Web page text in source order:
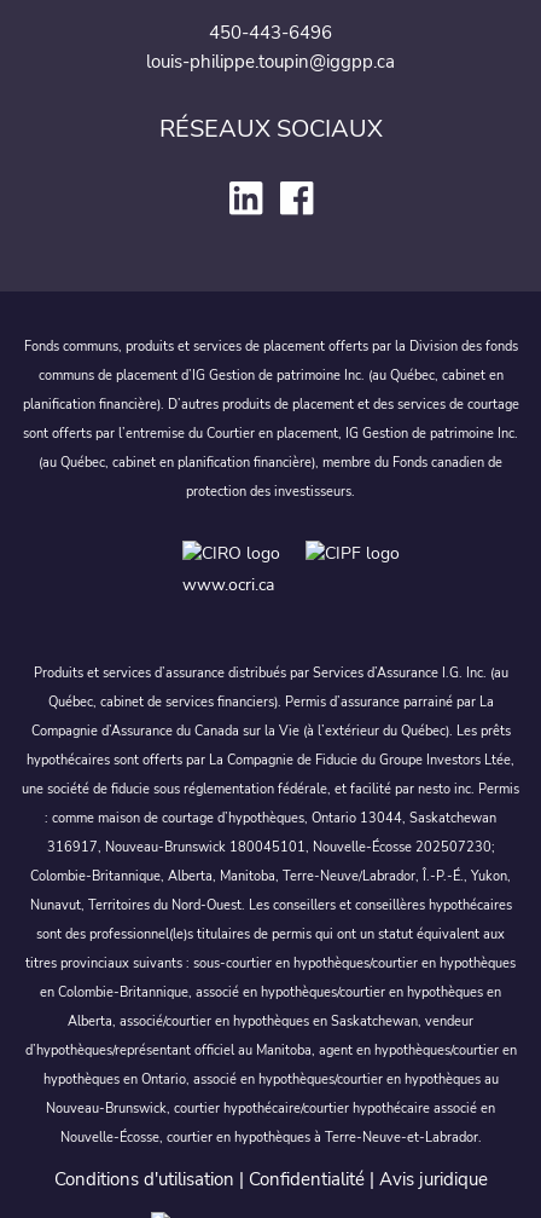
450-443-6496
louis-philippe.toupin@iggpp.ca
RÉSEAUX SOCIAUX
Fonds communs, produits et services de placement offerts par la Division des fonds
communs de placement d’IG Gestion de patrimoine Inc. (au Québec, cabinet en
planification financière). D’autres produits de placement et des services de courtage
sont offerts par l’entremise du Courtier en placement, IG Gestion de patrimoine Inc.
(au Québec, cabinet en planification financière), membre du Fonds canadien de
protection des investisseurs.
www.ocri.ca
Produits et services d’assurance distribués par Services d’Assurance I.G. Inc. (au
Québec, cabinet de services financiers). Permis d’assurance parrainé par La
Compagnie d’Assurance du Canada sur la Vie (à l’extérieur du Québec). Les prêts
hypothécaires sont offerts par La Compagnie de Fiducie du Groupe Investors Ltée,
une société de fiducie sous réglementation fédérale, et facilité par nesto inc. Permis
: comme maison de courtage d’hypothèques, Ontario 13044, Saskatchewan
316917, Nouveau-Brunswick 180045101, Nouvelle-Écosse 202507230;
Colombie-Britannique, Alberta, Manitoba, Terre-Neuve/Labrador, Î.-P.-É., Yukon,
Nunavut, Territoires du Nord-Ouest. Les conseillers et conseillères hypothécaires
sont des professionnel(le)s titulaires de permis qui ont un statut équivalent aux
titres provinciaux suivants : sous-courtier en hypothèques/courtier en hypothèques
en Colombie-Britannique, associé en hypothèques/courtier en hypothèques en
Alberta, associé/courtier en hypothèques en Saskatchewan, vendeur
d’hypothèques/représentant officiel au Manitoba, agent en hypothèques/courtier en
hypothèques en Ontario, associé en hypothèques/courtier en hypothèques au
Nouveau-Brunswick, courtier hypothécaire/courtier hypothécaire associé en
Nouvelle-Écosse, courtier en hypothèques à Terre-Neuve-et-Labrador.
Conditions d'utilisation | Confidentialité| Avis juridique